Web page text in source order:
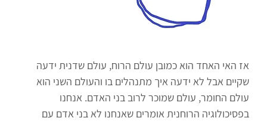
אז האי האחד הוא כמובן עולם הרוח, עולם שדנית ידעה
שקיים אבל לא ידעה איך מתנהלים בו והעולם השני הוא
עולם החומר, עולם שמוכר לרוב בני האדם. אנחנו
בפסיכולוגיה הרוחנית אומרים שאנחנו לא בני אדם עם